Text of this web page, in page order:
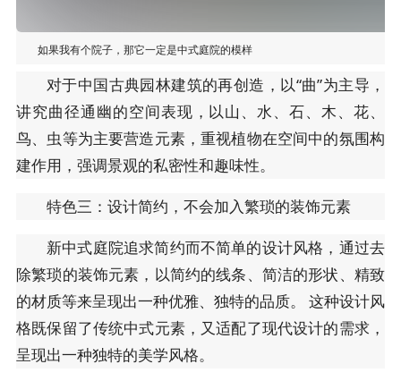
如果我有个院子，那它一定是中式庭院的模样
对于中国古典园林建筑的再创造，以“曲”为主导，
讲究曲径通幽的空间表现，以山、水、石、木、花、
鸟、虫等为主要营造元素，重视植物在空间中的氛围构
建作用，强调景观的私密性和趣味性。
特色三：设计简约，不会加入繁琐的装饰元素
新中式庭院追求简约而不简单的设计风格，通过去
除繁琐的装饰元素，以简约的线条、简洁的形状、精致
的材质等来呈现出一种优雅、独特的品质。 这种设计风
格既保留了传统中式元素，又适配了现代设计的需求，
呈现出一种独特的美学风格。